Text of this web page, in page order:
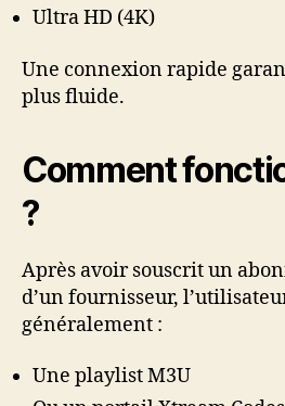
Ultra HD (4K)
Une connexion rapide
plus fluide.
Comment
?
Après avoir souscrit un
d’un fournisseur,
généralement :
Une playlist M3U